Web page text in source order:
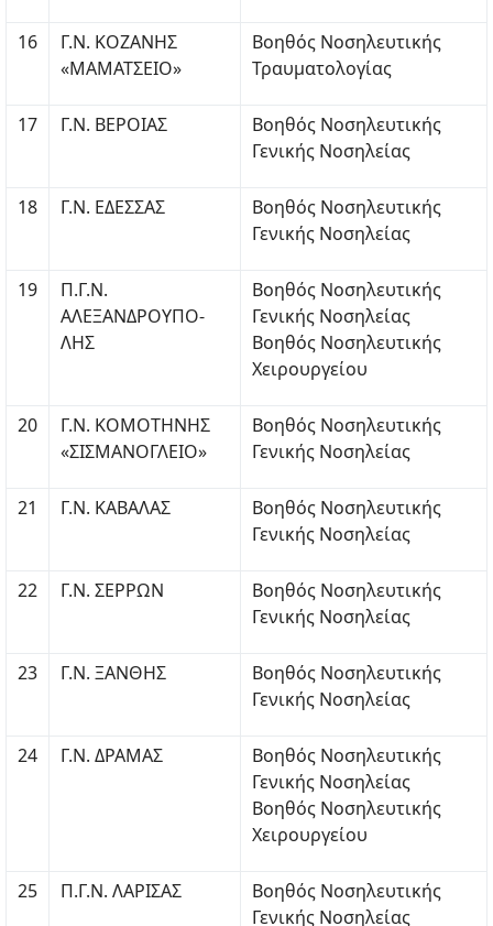
16
Γ.Ν. ΚΟΖΑΝΗΣ
«ΜΑΜΑΤΣΕΙΟ»
Βοηθός Νοσηλευτικής
Τραυματολογίας
17 Γ.Ν. ΒΕΡΟΙΑΣ
Βοηθός Νοσηλευτικής
Γενικής Νοσηλείας
18 Γ.Ν. ΕΔΕΣΣΑΣ
Βοηθός Νοσηλευτικής
Γενικής Νοσηλείας
19
Π.Γ.Ν.
ΑΛΕΞΑΝΔΡΟΥΠΟ-
ΛΗΣ
Βοηθός Νοσηλευτικής
Γενικής Νοσηλείας
Βοηθός Νοσηλευτικής
Χειρουργείου
20
Γ.Ν. ΚΟΜΟΤΗΝΗΣ
«ΣΙΣΜΑΝΟΓΛΕΙΟ»
Βοηθός Νοσηλευτικής
Γενικής Νοσηλείας
21 Γ.Ν. ΚΑΒΑΛΑΣ
Βοηθός Νοσηλευτικής
Γενικής Νοσηλείας
22 Γ.Ν. ΣΕΡΡΩΝ
Βοηθός Νοσηλευτικής
Γενικής Νοσηλείας
23 Γ.Ν. ΞΑΝΘΗΣ
Βοηθός Νοσηλευτικής
Γενικής Νοσηλείας
24 Γ.Ν. ΔΡΑΜΑΣ
Βοηθός Νοσηλευτικής
Γενικής Νοσηλείας
Βοηθός Νοσηλευτικής
Χειρουργείου
25 Π.Γ.Ν. ΛΑΡΙΣΑΣ
Βοηθός Νοσηλευτικής
Γενικής Νοσηλείας